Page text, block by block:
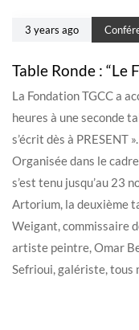
3 years ago
Table Ronde : “Le
La Fondation TGCC a
heures à une seconde
s’écrit dès à PRESENT ».
Organisée dans le
s’est tenu jusqu’au 23
Artorium, la deuxième
Weigant, commissaire
artiste peintre, Omar
Sefrioui, galériste, tous